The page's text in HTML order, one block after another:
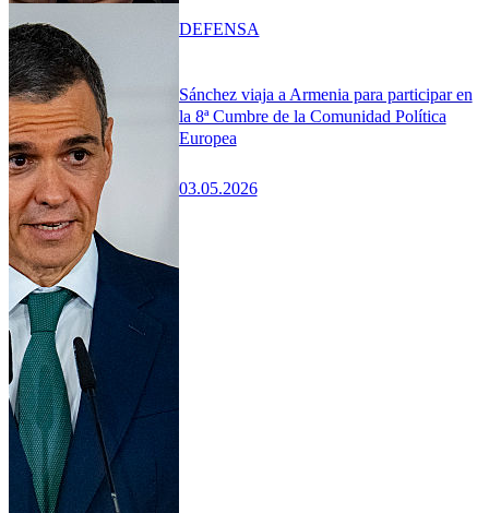
Sánchez viaja a Armenia para participar en
la 8ª Cumbre de la Comunidad Política
Europea
03.05.2026
DEFENSA